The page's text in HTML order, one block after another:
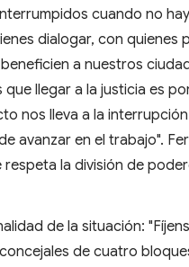
cuando no
dialogar, con quienes
a nuestros
llegar a la justicia es
nos lleva a la
avanzar en el trabajo".
la división de
de la situación:
de cuatro